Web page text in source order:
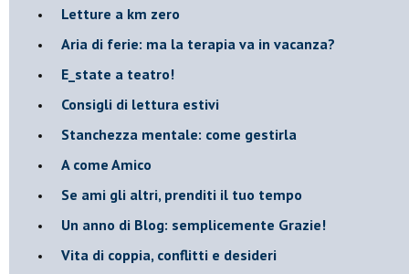
​Letture a km zero
​Aria di ferie: ma la terapia va in vacanza?
​E_state a teatro!
​Consigli di lettura estivi
​Stanchezza mentale: come gestirla
​A come Amico
​Se ami gli altri, prenditi il tuo tempo
​Un anno di Blog: semplicemente Grazie!
​Vita di coppia, conflitti e desideri